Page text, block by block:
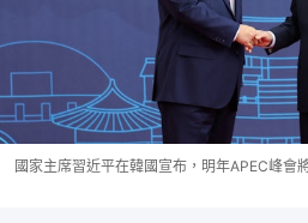
國家主席習近平在韓國宣布，明年APEC峰會